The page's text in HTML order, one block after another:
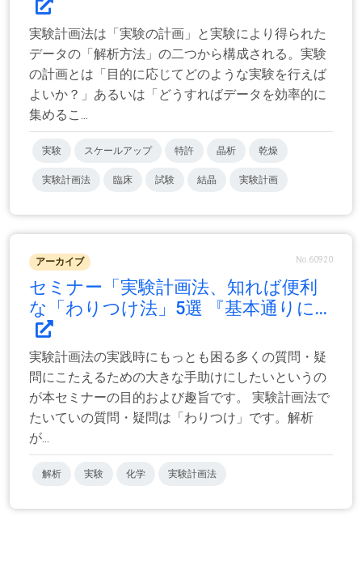
実験計画法は「実験の計画」と実験により得られた
データの「解析方法」の二つから構成される。実験
の計画とは「目的に応じてどのような実験を行えば
よいか？」あるいは「どうすればデータを効率的に
集めるこ...
実験 スケールアップ 特許 晶析 乾燥
実験計画法 臨床 試験 結晶 実験計画
アーカイブ No.60920
セミナー「実験計画法、知れば便利
な「わりつけ法」5選 『基本通りに...
実験計画法の実践時にもっとも困る多くの質問・疑
問にこたえるための大きな手助けにしたいというの
が本セミナーの目的および趣旨です。 実験計画法で
たいていの質問・疑問は「わりつけ」です。解析
が...
解析 実験 化学 実験計画法